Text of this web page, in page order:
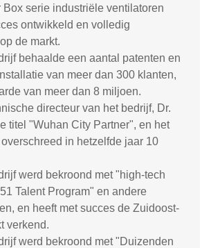
Box serie industriële ventilatoren
ontwikkeld en volledig
de markt.
behaalde een aantal patenten en
van meer dan 300 klanten,
van meer dan 8 miljoen.
directeur van het bedrijf, Dr.
titel "Wuhan City Partner", en het
in hetzelfde jaar 10
werd bekroond met "high-tech
Talent Program" en andere
en heeft met succes de Zuidoost-
verkend.
werd bekroond met "Duizenden